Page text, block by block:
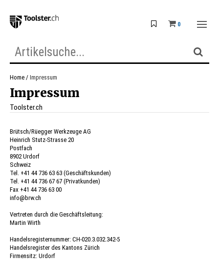
0
Home Impressum
Impressum
Toolster.ch
Brütsch/Rüegger Werkzeuge AG
Heinrich Stutz-Strasse 20
Postfach
8902 Urdorf
Schweiz
Tel. +41 44 736 63 63 (Geschäftskunden)
Tel. +41 44 736 67 67 (Privatkunden)
Fax +41 44 736 63 00
info@brw.ch
Vertreten durch die Geschäftsleitung:
Martin Wirth
Handelsregisternummer: CH-020.3.032.342-5
Handelsregister des Kantons Zürich
Firmensitz: Urdorf